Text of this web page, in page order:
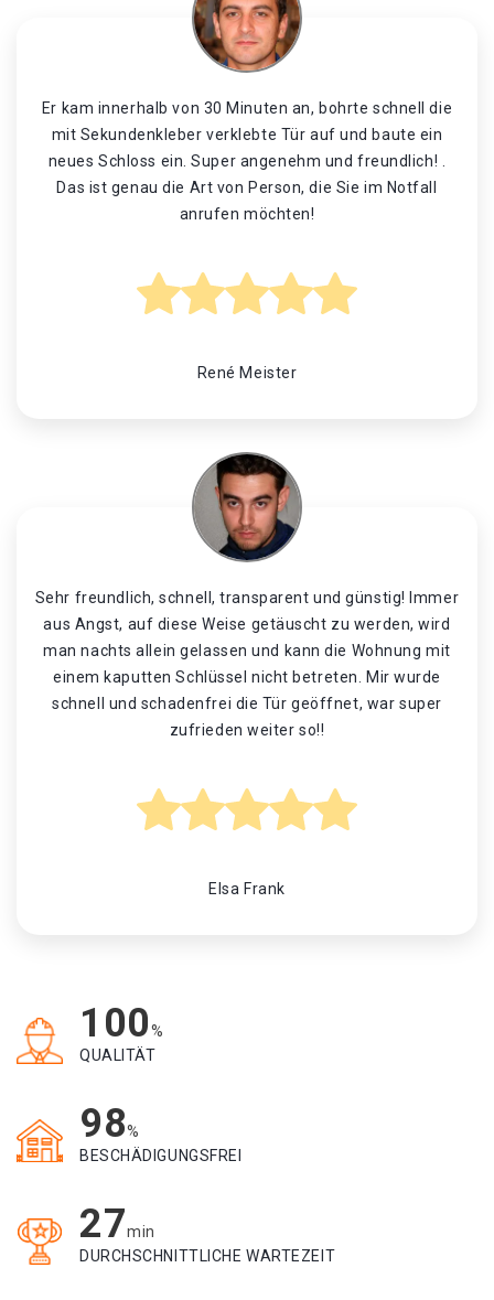
Er kam innerhalb von 30 Minuten an, bohrte schnell die
mit Sekundenkleber verklebte Tür auf und baute ein
neues Schloss ein. Super angenehm und freundlich! .
Das ist genau die Art von Person, die Sie im Notfall
anrufen möchten!
René Meister
Sehr freundlich, schnell, transparent und günstig! Immer
aus Angst, auf diese Weise getäuscht zu werden, wird
man nachts allein gelassen und kann die Wohnung mit
einem kaputten Schlüssel nicht betreten. Mir wurde
schnell und schadenfrei die Tür geöffnet, war super
zufrieden weiter so!!
Elsa Frank
100%
QUALITÄT
98%
BESCHÄDIGUNGSFREI
27min
DURCHSCHNITTLICHE WARTEZEIT